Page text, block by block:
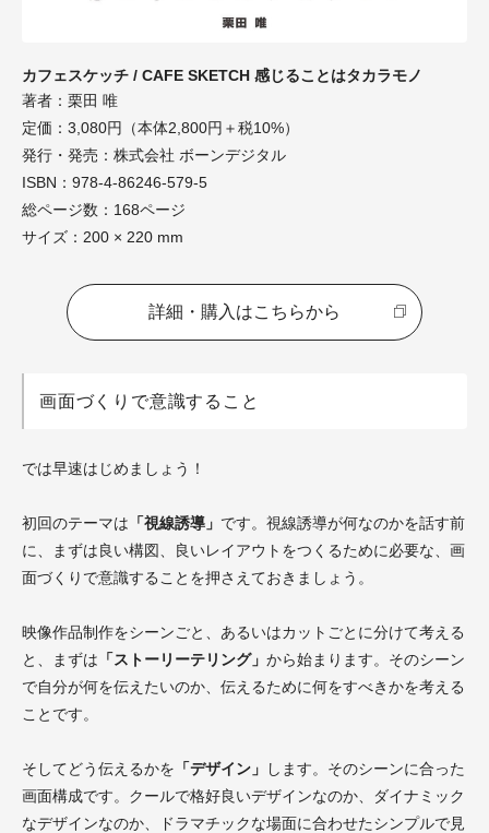
カフェスケッチ / CAFE SKETCH 感じることはタカラモノ
著者：栗田 唯
定価：3,080円（本体2,800円＋税10%）
発行・発売：株式会社 ボーンデジタル
ISBN：978-4-86246-579-5
総ページ数：168ページ
サイズ：200 × 220 mm
詳細・購入はこちらから
画面づくりで意識すること
では早速はじめましょう！
初回のテーマは 「視線誘導」 です。視線誘導が何なのかを話す前
に、まずは良い構図、良いレイアウトをつくるために必要な、画
面づくりで意識することを押さえておきましょう。
映像作品制作をシーンごと、あるいはカットごとに分けて考える
と、まずは 「ストーリーテリング」 から始まります。そのシーン
で自分が何を伝えたいのか、伝えるために何をすべきかを考える
ことです。
そしてどう伝えるかを 「デザイン」
します。そのシーンに合った
画面構成です。クールで格好良いデザインなのか、ダイナミック
なデザインなのか、ドラマチックな場面に合わせたシンプルで見